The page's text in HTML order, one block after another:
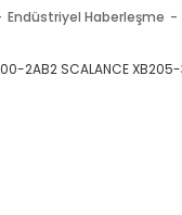
Endüstriyel Haberleşme